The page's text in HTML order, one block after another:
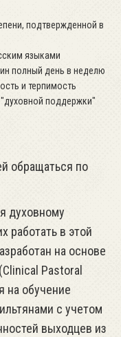
подтвержденной в
языками
полный день в неделю
и терпимость
поддержки"
обращаться по
духовному
в этой
на основе
Pastoral
на обучение
с учетом
выходцев из